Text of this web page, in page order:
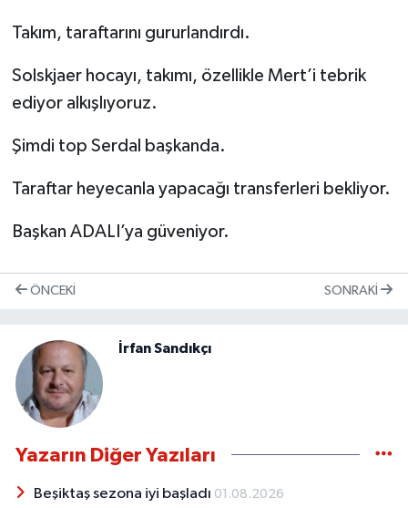
Takım, taraftarını gururlandırdı.
Solskjaer hocayı, takımı, özellikle Mert’i tebrik
ediyor alkışlıyoruz.
Şimdi top Serdal başkanda.
Taraftar heyecanla yapacağı transferleri bekliyor.
Başkan ADALI’ya güveniyor.
ÖNCEKI SONRAKI
İrfan Sandıkçı
Yazarın Diğer Yazıları
Beşiktaş sezona iyi başladı 01.08.2026